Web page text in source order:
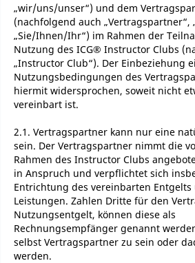
„wir/uns/unser“) und dem
(nachfolgend auch „Vertragspartner“,
„Sie/Ihnen/Ihr“) im Rahmen der
Nutzung des ICG® Instructor Clubs
„Instructor Club“). Der Einbeziehung
Nutzungsbedingungen des
hiermit widersprochen, soweit nicht
vereinbart ist.
2.1. Vertragspartner kann nur eine
sein. Der Vertragspartner nimmt die
Rahmen des Instructor Clubs
in Anspruch und verpflichtet sich
Entrichtung des vereinbarten Entgelts
Leistungen. Zahlen Dritte für den
Nutzungsentgelt, können diese als
Rechnungsempfänger genannt
selbst Vertragspartner zu sein oder
werden.